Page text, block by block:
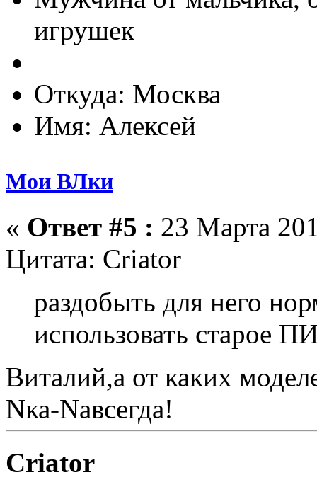
игрушек
Откуда: Москва
Имя: Алексей
Мои ВЛки
« Ответ #5 : 23 Марта
Цитата: Criator
раздобыть для него
использовать старое
Виталий,а от каких
Nка-Nавсегда!
Criator